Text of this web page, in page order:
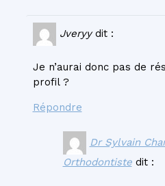
Jveryy dit :
Je n’aurai donc pas de
profil ?
Répondre
Dr Sylvain
Orthodontiste dit :